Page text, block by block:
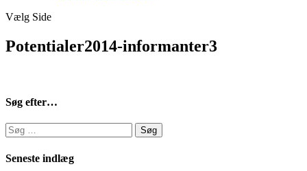
Vælg Side
Potentialer2014-informanter3
Søg efter…
Søg
efter:
Seneste indlæg